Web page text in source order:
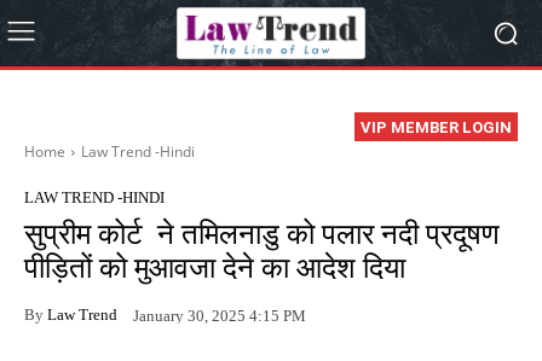
VIP MEMBER LOGIN
Home Law Trend -Hindi
LAW TREND -HINDI
सुप्रीम कोर्ट ने तमिलनाडु को पलार नदी प्रदूषण
पीड़ितों को मुआवजा देने का आदेश दिया
By Law Trend January 30, 2025 4:15 PM